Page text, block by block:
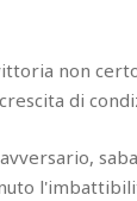
non
di